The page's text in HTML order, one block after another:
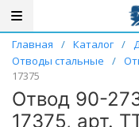
Главная / Каталог /
Отводы стальные
/
17375
Отвод 90-
17375, арт.